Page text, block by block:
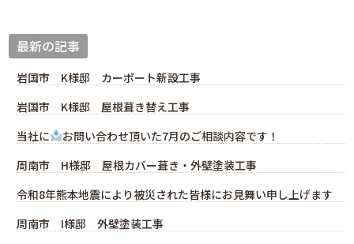
最新の記事
岩国市 K様邸 カーポート新設工事
岩国市 K様邸 屋根葺き替え工事
当社に
お問い合わせ頂いた7月のご相談内容です！
周南市 H様邸 屋根カバー葺き・外壁塗装工事
令和8年熊本地震により被災された皆様にお見舞い申し上げます
周南市 I様邸 外壁塗装工事